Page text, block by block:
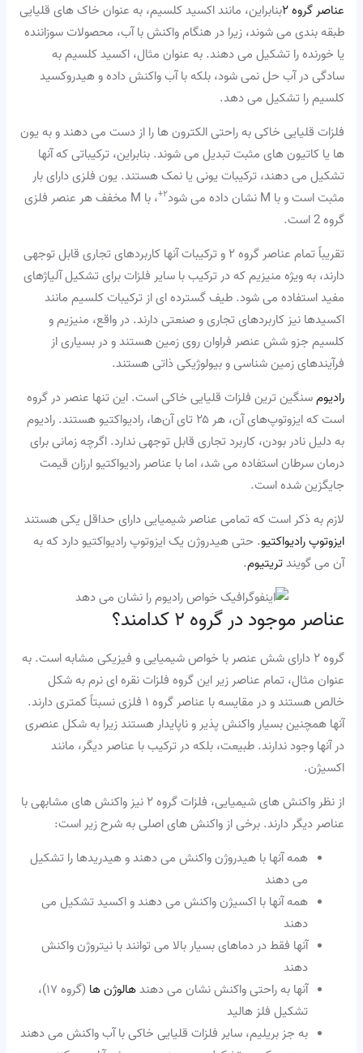
عناصر گروه ۲ بنابراین، مانند اکسید کلسیم، به عنوان خاک های قلیایی
طبقه بندی می شوند، زیرا در هنگام واکنش با آب، محصولات سوزاننده
یا خورنده را تشکیل می دهند. به عنوان مثال، اکسید کلسیم به
سادگی در آب حل نمی شود، بلکه با آب واکنش داده و هیدروکسید
کلسیم را تشکیل می دهد.
فلزات قلیایی خاکی به راحتی الکترون ها را از دست می دهند و به یون
ها یا کاتیون های مثبت تبدیل می شوند. بنابراین، ترکیباتی که آنها
تشکیل می دهند، ترکیبات یونی یا نمک هستند. یون فلزی دارای بار
مثبت است و با M نشان داده می شود
۲+
، با M مخفف هر عنصر فلزی
گروه 2 است.
تقریباً تمام عناصر گروه ۲ و ترکیبات آنها کاربردهای تجاری قابل توجهی
دارند، به ویژه منیزیم که در ترکیب با سایر فلزات برای تشکیل آلیاژهای
مفید استفاده می شود. طیف گسترده ای از ترکیبات کلسیم مانند
اکسیدها نیز کاربردهای تجاری و صنعتی دارند. در واقع، منیزیم و
کلسیم جزو شش عنصر فراوان روی زمین هستند و در بسیاری از
فرآیندهای زمین شناسی و بیولوژیکی ذاتی هستند.
رادیومسنگین ترین فلزات قلیایی خاکی است. این تنها عنصر در گروه
است که ایزوتوپ‌های آن، هر ۲۵ تای آن‌ها، رادیواکتیو هستند. رادیوم
به دلیل نادر بودن، کاربرد تجاری قابل توجهی ندارد. اگرچه زمانی برای
درمان سرطان استفاده می شد، اما با عناصر رادیواکتیو ارزان قیمت
جایگزین شده است.
لازم به ذکر است که تمامی عناصر شیمیایی دارای حداقل یکی هستند
ایزوتوپ رادیواکتیو. حتی هیدروژن یک ایزوتوپ رادیواکتیو دارد که به
آن می گویندتریتیوم.
عناصر موجود در گروه ۲ کدامند؟
گروه ۲ دارای شش عنصر با خواص شیمیایی و فیزیکی مشابه است. به
عنوان مثال، تمام عناصر زیر این گروه فلزات نقره ای نرم به شکل
خالص هستند و در مقایسه با عناصر گروه ۱ فلزی نسبتاً کمتری دارند.
آنها همچنین بسیار واکنش پذیر و ناپایدار هستند زیرا به شکل عنصری
در آنها وجود ندارند. طبیعت، بلکه در ترکیب با عناصر دیگر، مانند
اکسیژن.
از نظر واکنش های شیمیایی، فلزات گروه ۲ نیز واکنش های مشابهی با
عناصر دیگر دارند. برخی از واکنش های اصلی به شرح زیر است:
همه آنها با هیدروژن واکنش می دهند و هیدریدها را تشکیل
می دهند
همه آنها با اکسیژن واکنش می دهند و اکسید تشکیل می
دهند
آنها فقط در دماهای بسیار بالا می توانند با نیتروژن واکنش
دهند
آنها به راحتی واکنش نشان می دهندهالوژن ها
(گروه ۱۷)،
تشکیل فلز هالید
به جز بریلیم، سایر فلزات قلیایی خاکی با آب واکنش می دهند